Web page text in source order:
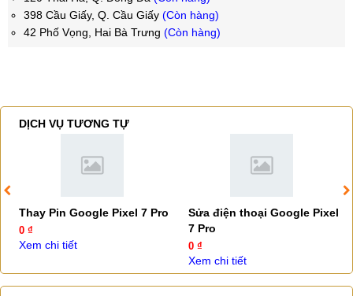
398 Cầu Giấy, Q. Cầu Giấy (Còn hàng)
42 Phố Vọng, Hai Bà Trưng (Còn hàng)
DỊCH VỤ TƯƠNG TỰ
Thay Pin Google Pixel 7 Pro
0 ₫
Xem chi tiết
Sửa điện thoại Google Pixel
7 Pro
0 ₫
Xem chi tiết